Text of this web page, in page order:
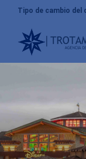
Tipo de cambio del